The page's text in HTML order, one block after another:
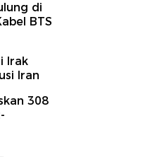
di
BTS
Irak
Iran
308